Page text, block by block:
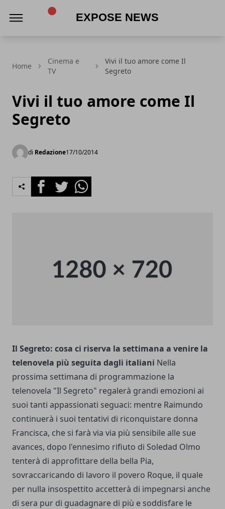
Home
Cinema e
TV
Vivi il tuo amore come Il
Segreto
Vivi il tuo amore come Il
Segreto
di Redazione17/10/2014
FacebookTwitterWhatsapp
Il Segreto: cosa ci riserva la settimana a venire la
telenovela più seguita dagli italiani Nella
prossima settimana di programmazione la
telenovela "Il Segreto" regalerà grandi emozioni ai
suoi tanti appassionati seguaci: mentre Raimundo
continuerà i suoi tentativi di riconquistare donna
Francisca, che si farà via via più sensibile alle sue
avances, dopo l'ennesimo rifiuto di Soledad Olmo
tenterà di approfittare della bella Pia,
sovraccaricando di lavoro il povero Roque, il quale
per nulla insospettito accetterà di impegnarsi anche
di sera pur di guadagnare di più e soddisfare le